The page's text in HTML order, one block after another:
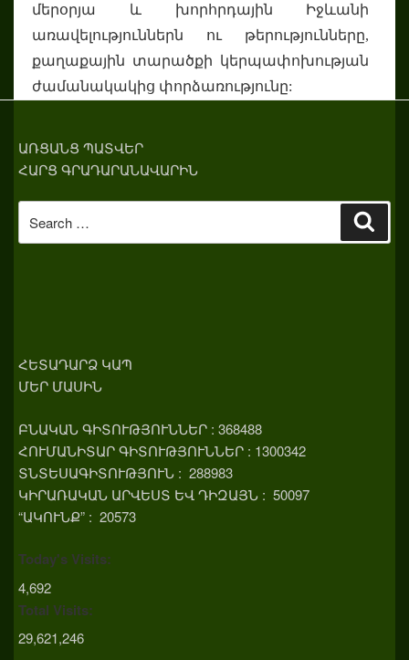
մերօրյա և խորհրդային Իջևանի
առավելություններն ու թերությունները,
քաղաքային տարածքի կերպափոխության
ժամանակակից փորձառությունը:
ԱՌՑԱՆՑ ՊԱՏՎԵՐ
ՀԱՐՑ ԳՐԱԴԱՐԱՆԱՎԱՐԻՆ
for:
ՀԵՏԱԴԱՐՁ ԿԱՊ
ՄԵՐ ՄԱՍԻՆ
ԲՆԱԿԱՆ ԳԻՏՈՒԹՅՈՒՆՆԵՐ : 368488
ՀՈՒՄԱՆԻՏԱՐ ԳԻՏՈՒԹՅՈՒՆՆԵՐ : 1300342
ՏՆՏԵՍԱԳԻՏՈՒԹՅՈՒՆ : 288983
ԿԻՐԱՌԱԿԱՆ ԱՐՎԵՍՏ ԵՎ ԴԻԶԱՅՆ : 50097
“ԱԿՈՒՆՔ” : 20573
Today's Visits:
4,692
Total Visits:
29,621,246